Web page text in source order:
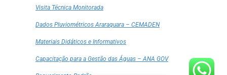
Visita Técnica Monitorada
Dados Pluviométricos Araraquara – CEMADEN
Materiais Didáticos e Informativos
Capacitação para a Gestão das Águas – ANA GOV